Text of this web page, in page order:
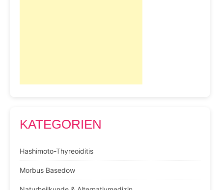
KATEGORIEN
Hashimoto-Thyreoiditis
Morbus Basedow